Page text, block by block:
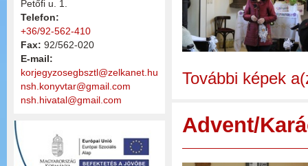
Petőfi u. 1.
Telefon:
+36/92-562-410
Fax: 92/562-020
E-mail:
korjegyzosegbsztl@zelkanet.hu
nsh.konyvtar@gmail.com
nsh.hivatal@gmail.com
További képek
Advent/